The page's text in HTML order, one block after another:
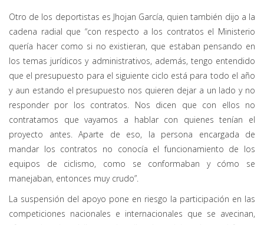
Otro de los deportistas es Jhojan García, quien también dijo a la
cadena radial que “con respecto a los contratos el Ministerio
quería hacer como si no existieran, que estaban pensando en
los temas jurídicos y administrativos, además, tengo entendido
que el presupuesto para el siguiente ciclo está para todo el año
y aun estando el presupuesto nos quieren dejar a un lado y no
responder por los contratos. Nos dicen que con ellos no
contratamos que vayamos a hablar con quienes tenían el
proyecto antes. Aparte de eso, la persona encargada de
mandar los contratos no conocía el funcionamiento de los
equipos de ciclismo, como se conformaban y cómo se
manejaban, entonces muy crudo”.
La suspensión del apoyo pone en riesgo la participación en las
competiciones nacionales e internacionales que se avecinan,